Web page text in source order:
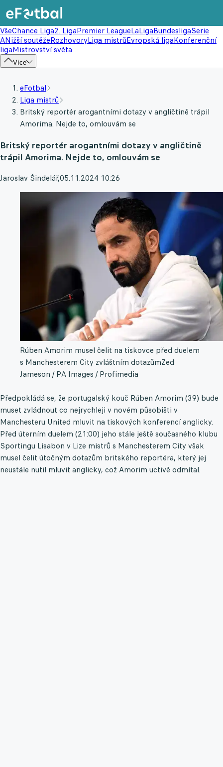
VšeChance Liga2. LigaPremier LeagueLaLigaBundesligaSerie
ANižší soutěžeRozhovoryLiga mistrůEvropská ligaKonferenční
ligaMistrovství světa
Více
eFotbal
Liga mistrů
Britský reportér arogantními dotazy v angličtině trápil
Amorima. Nejde to, omlouvám se
Britský reportér arogantními dotazy v angličtině
trápil Amorima. Nejde to, omlouvám se
Jaroslav Šindelář,05.11.2024 10:26
Rúben Amorim musel čelit na tiskovce před duelem
s Manchesterem City zvláštním dotazůmZed
Jameson / PA Images / Profimedia
Předpokládá se, že portugalský kouč Rúben Amorim (39) bude
muset zvládnout co nejrychleji v novém působišti v
Manchesteru United mluvit na tiskových konferencí anglicky.
Před úterním duelem (21:00) jeho stále ještě současného klubu
Sportingu Lisabon v Lize mistrů s Manchesterem City však
musel čelit útočným dotazům britského reportéra, který jej
neustále nutil mluvit anglicky, což Amorim uctivě odmítal.